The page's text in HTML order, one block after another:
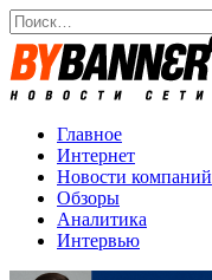
Перейти
к
содержанию
Search
for:
Главное
Интернет
Новости компаний
Обзоры
Аналитика
Интервью